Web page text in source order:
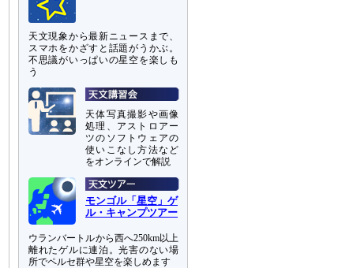
天文現象から最新ニュースまで、
スマホをかざすと話題がうかぶ。
不思議がいっぱいの星空を楽しも
う
天体写真撮影や画像
処理、アストロアー
ツのソフトウェアの
使いこなし方法など
をオンラインで解説
モンゴル「星空」ゲ
ル・キャンプツアー
ウランバートルから西へ250km以上
離れたゲルに連泊。光害のない場
所でペルセ群や星空を楽しめます